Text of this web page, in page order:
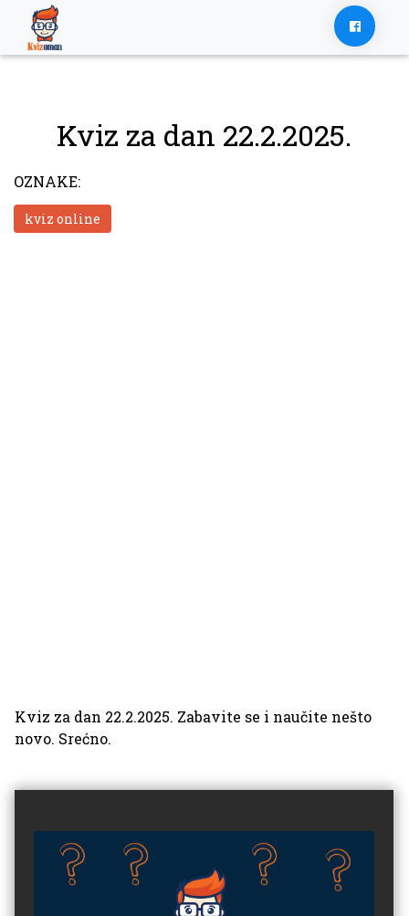
content
Kviz za dan 22.2.2025.
OZNAKE:
kviz online
Kviz za dan 22.2.2025. Zabavite se i naučite nešto
novo. Srećno.